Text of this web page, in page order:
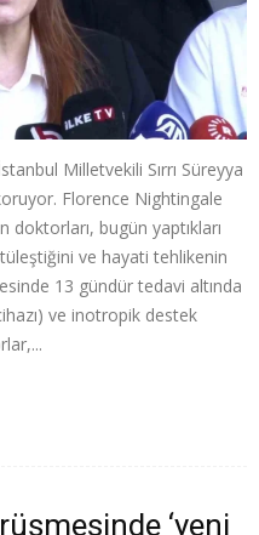
Milletvekili Sırrı Süreyya
Florence Nightingale
doktorları, bugün yaptıkları
ve hayati tehlikenin
13 gündür tedavi altında
ve inotropik destek
‘yeni